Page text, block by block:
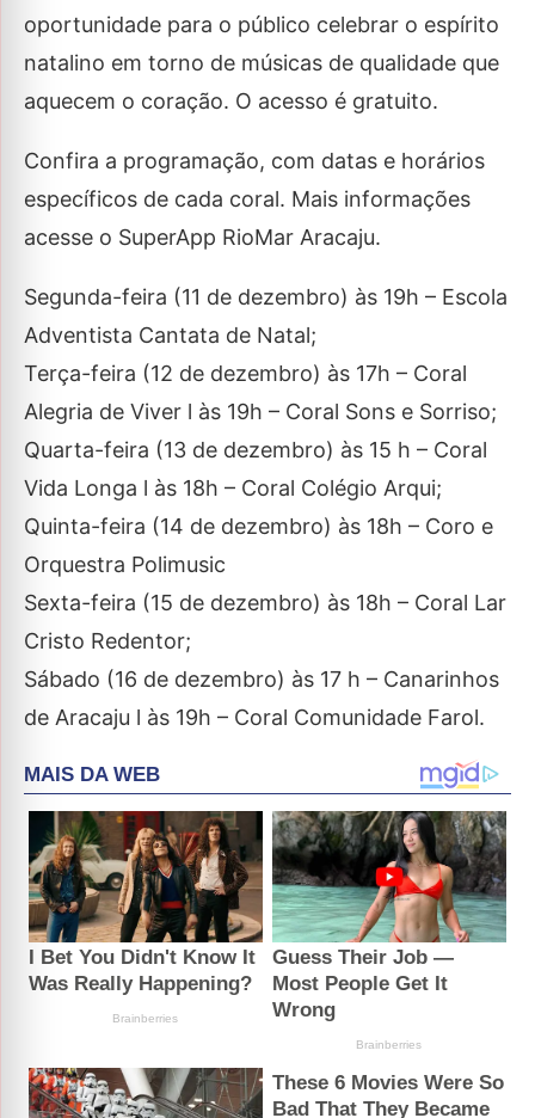
oportunidade para o público celebrar o espírito
natalino em torno de músicas de qualidade que
aquecem o coração. O acesso é gratuito.
Confira a programação, com datas e horários
específicos de cada coral. Mais informações
acesse o SuperApp RioMar Aracaju.
Segunda-feira (11 de dezembro) às 19h – Escola
Adventista Cantata de Natal;
Terça-feira (12 de dezembro) às 17h – Coral
Alegria de Viver l às 19h – Coral Sons e Sorriso;
Quarta-feira (13 de dezembro) às 15 h – Coral
Vida Longa l às 18h – Coral Colégio Arqui;
Quinta-feira (14 de dezembro) às 18h – Coro e
Orquestra Polimusic
Sexta-feira (15 de dezembro) às 18h – Coral Lar
Cristo Redentor;
Sábado (16 de dezembro) às 17 h – Canarinhos
de Aracaju l às 19h – Coral Comunidade Farol.